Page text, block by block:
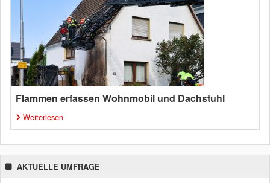
Flammen erfassen Wohnmobil und Dachstuhl
Weiterlesen
AKTUELLE UMFRAGE